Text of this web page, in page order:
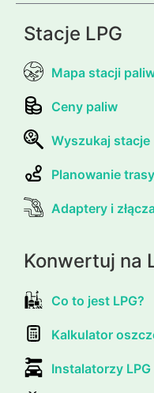
Stacje LPG
Mapa stacji
Ceny paliw
Wyszukaj stacje
Planowanie trasy
Adaptery i
Konwertuj na
Co to jest LPG?
Kalkulator
Instalatorzy LPG